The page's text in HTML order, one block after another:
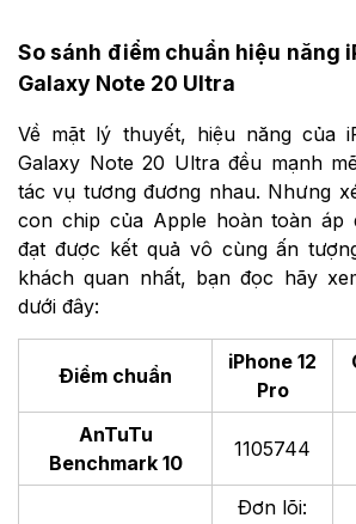
So sánh điểm chuẩn hiệu năng
Galaxy Note 20 Ultra
Về mặt lý thuyết, hiệu năng của
Galaxy Note 20 Ultra đều mạnh
tác vụ tương đương nhau. Nhưng
con chip của Apple hoàn toàn áp
đạt được kết quả vô cùng ấn
khách quan nhất, bạn đọc hãy
dưới đây:
Điểm chuẩn
iPhone 12
Pro
AnTuTu
Benchmark 10
1105744
Đơn lõi: